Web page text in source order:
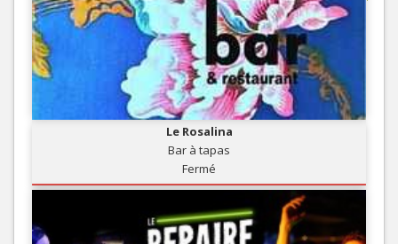
Le Rosalina
Bar à tapas
Fermé